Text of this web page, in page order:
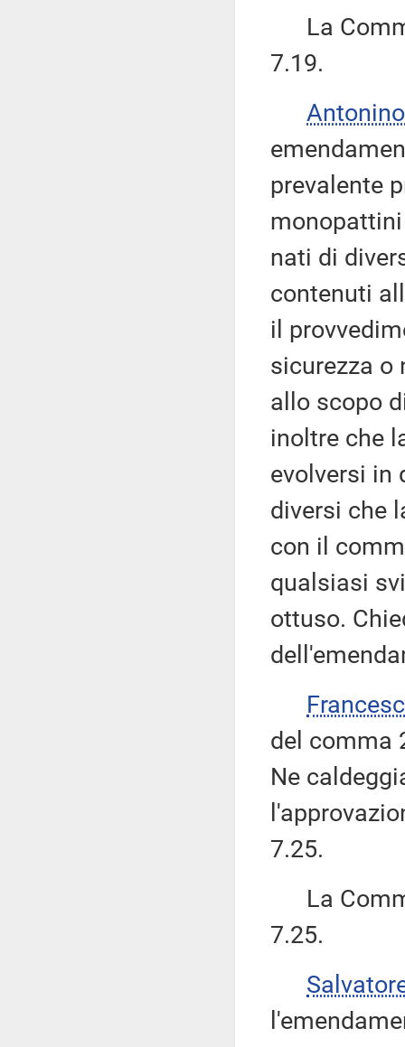
La
7.19.
prevalente
nati di
contenuti
il
sicurezza o
allo scopo
inoltre che
evolversi in
diversi che
con il
qualsiasi
ottuso.
del comma
Ne
7.25.
La
7.25.